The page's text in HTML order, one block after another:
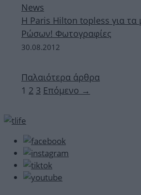
News
H Paris Hilton topless για τα
Ρώσων! Φωτογραφίες
30.08.2012
Παλαιότερα άρθρα
Σελίδα
1 Σελίδα
2 Σελίδα
3 Επόμενο →